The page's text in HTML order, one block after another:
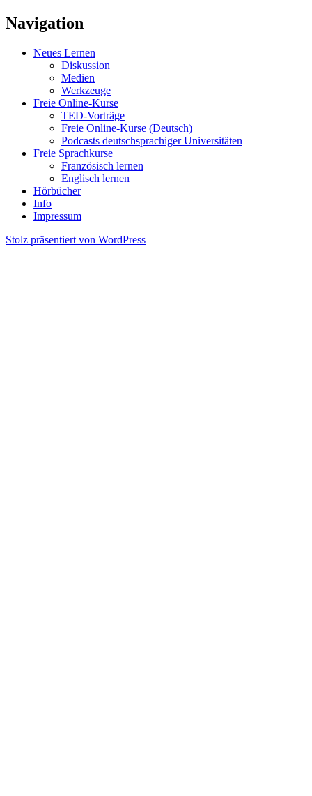
Navigation
Neues Lernen
Diskussion
Medien
Werkzeuge
Freie Online-Kurse
TED-Vorträge
Freie Online-Kurse (Deutsch)
Podcasts deutschsprachiger Universitäten
Freie Sprachkurse
Französisch lernen
Englisch lernen
Hörbücher
Info
Impressum
Stolz präsentiert von WordPress